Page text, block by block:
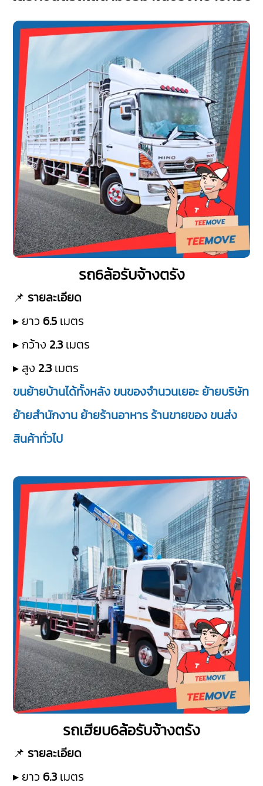
รถ6ล้อรับจ้างตรัง
📌 รายละเอียด
▸ ยาว 6.5 เมตร
▸ กว้าง 2.3 เมตร
▸ สูง 2.3 เมตร
ขนย้ายบ้านได้ทั้งหลัง ขนของจำนวนเยอะ ย้ายบริษัท
ย้ายสำนักงาน ย้ายร้านอาหาร ร้านขายของ ขนส่ง
สินค้าทั่วไป
รถเฮียบ6ล้อรับจ้างตรัง
📌 รายละเอียด
▸ ยาว 6.3 เมตร